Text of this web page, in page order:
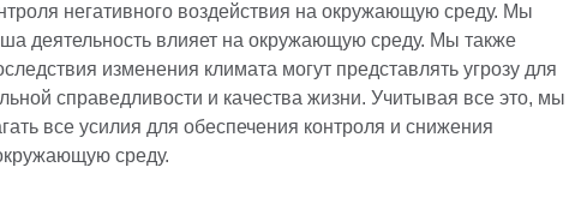
негативного воздействия на окружающую среду. Мы
деятельность влияет на окружающую среду. Мы также
изменения климата могут представлять угрозу для
справедливости и качества жизни. Учитывая все это, мы
все усилия для обеспечения контроля и снижения
среду.